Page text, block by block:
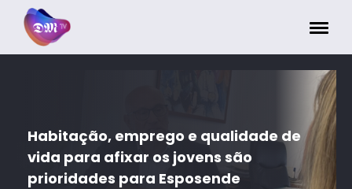
Habitação, emprego e qualidade de
vida para afixar os jovens são
prioridades para Esposende
Painel de Gerenciamento de Cookies